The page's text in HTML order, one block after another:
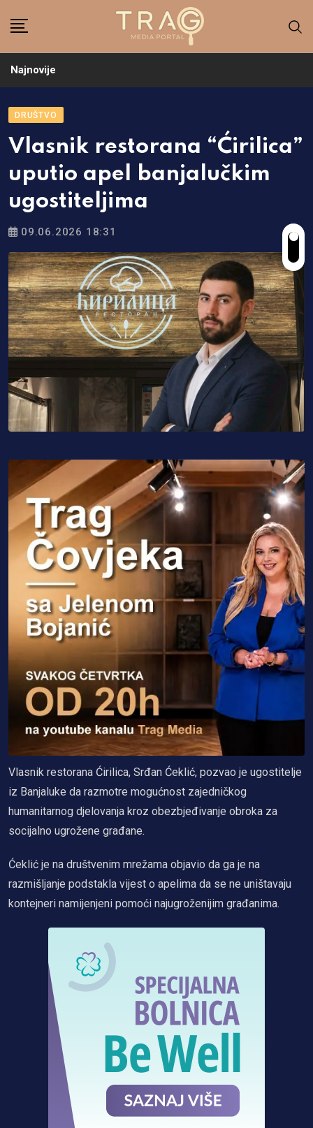
Najnovije
DRUŠTVO
Vlasnik restorana “Ćirilica”
uputio apel banjalučkim
ugostiteljima
09.06.2026 18:31
Vlasnik restorana Ćirilica, Srđan Ćeklić, pozvao je ugostitelje
iz Banjaluke da razmotre mogućnost zajedničkog
humanitarnog djelovanja kroz obezbjeđivanje obroka za
socijalno ugrožene građane.
Ćeklić je na društvenim mrežama objavio da ga je na
razmišljanje podstakla vijest o apelima da se ne uništavaju
kontejneri namijenjeni pomoći najugroženijim građanima.